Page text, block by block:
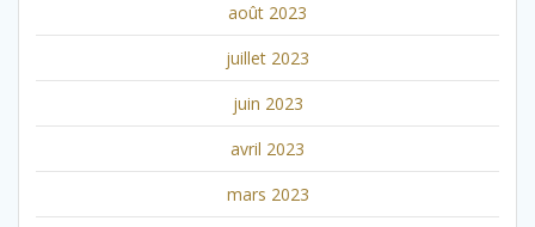
août 2023
juillet 2023
juin 2023
avril 2023
mars 2023